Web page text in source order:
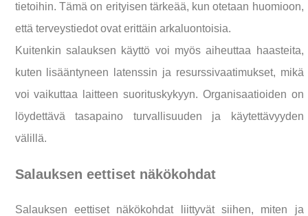
tietoihin. Tämä on erityisen tärkeää, kun otetaan huomioon,
että terveystiedot ovat erittäin arkaluontoisia.
Kuitenkin salauksen käyttö voi myös aiheuttaa haasteita,
kuten lisääntyneen latenssin ja resurssivaatimukset, mikä
voi vaikuttaa laitteen suorituskykyyn. Organisaatioiden on
löydettävä tasapaino turvallisuuden ja käytettävyyden
välillä.
Salauksen eettiset näkökohdat
Salauksen eettiset näkökohdat liittyvät siihen, miten ja